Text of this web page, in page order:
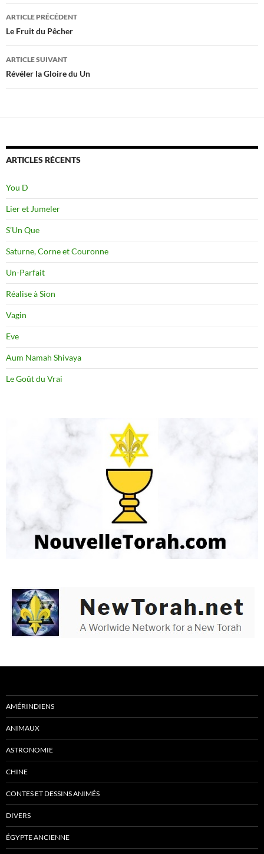
Navigation
des
articles
ARTICLE PRÉCÉDENT
Le Fruit du Pêcher
ARTICLE SUIVANT
Révéler la Gloire du Un
ARTICLES RÉCENTS
You D
Lier et Jumeler
S’Un Que
Saturne, Corne et Couronne
Un-Parfait
Réalise à Sion
Vagin
Eve
Aum Namah Shivaya
Le Goût du Vrai
AMÉRINDIENS
ANIMAUX
ASTRONOMIE
CHINE
CONTES ET DESSINS ANIMÉS
DIVERS
ÉGYPTE ANCIENNE